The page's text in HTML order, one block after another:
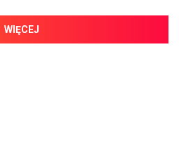
WIĘCEJ